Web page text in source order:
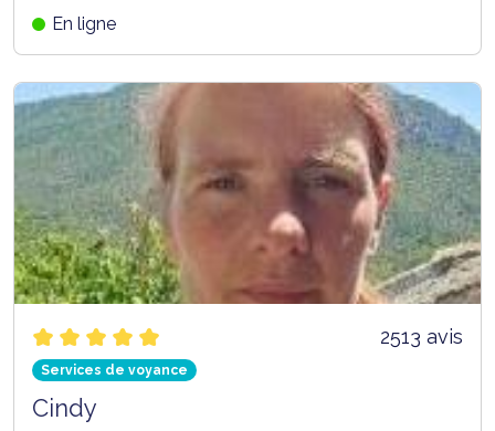
En ligne
2513 avis
Services de voyance
Cindy